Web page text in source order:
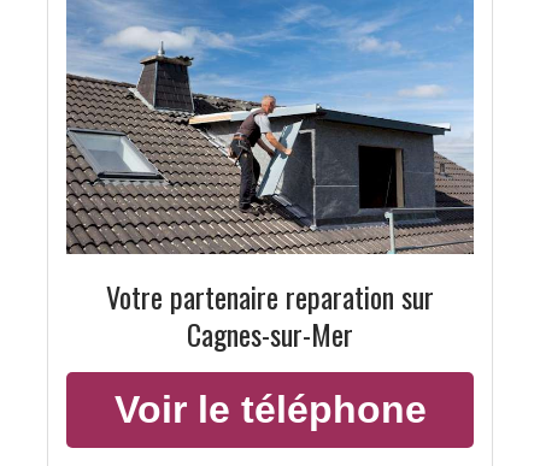
Votre partenaire reparation sur
Cagnes-sur-Mer